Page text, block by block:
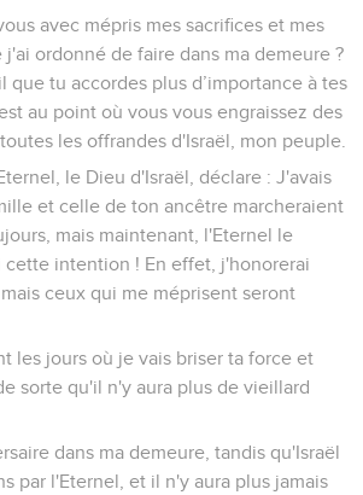
avec mépris mes sacrifices et mes
ordonné de faire dans ma demeure ?
que tu accordes plus d’importance à tes
au point où vous vous engraissez des
les offrandes d'Israël, mon peuple.
le Dieu d'Israël, déclare : J'avais
et celle de ton ancêtre marcheraient
mais maintenant, l'Eternel le
cette intention ! En effet, j'honorerai
ceux qui me méprisent seront
les jours où je vais briser ta force et
sorte qu'il n'y aura plus de vieillard
dans ma demeure, tandis qu'Israël
par l'Eternel, et il n'y aura plus jamais